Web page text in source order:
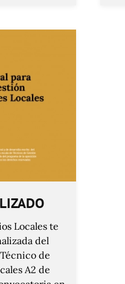
Locales te
del
de
A2 de